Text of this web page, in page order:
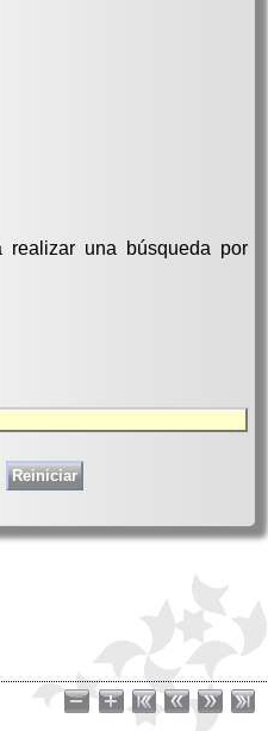
una búsqueda por